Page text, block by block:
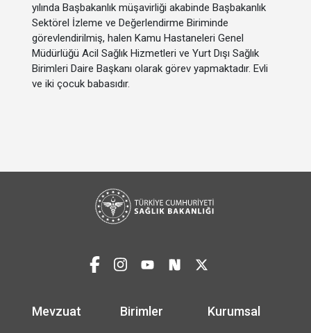
yılında Başbakanlık müşavirliği akabinde Başbakanlık
Sektörel İzleme ve Değerlendirme Biriminde
görevlendirilmiş, halen Kamu Hastaneleri Genel
Müdürlüğü Acil Sağlık Hizmetleri ve Yurt Dışı Sağlık
Birimleri Daire Başkanı olarak görev yapmaktadır. Evli
ve iki çocuk babasıdır.
Mevzuat Birimler Kurumsal